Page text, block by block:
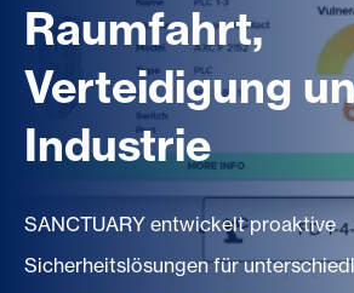
Raumfahrt,
Verteidigung
Industrie
SANCTUARY entwickelt proaktive
Sicherheitslösungen für